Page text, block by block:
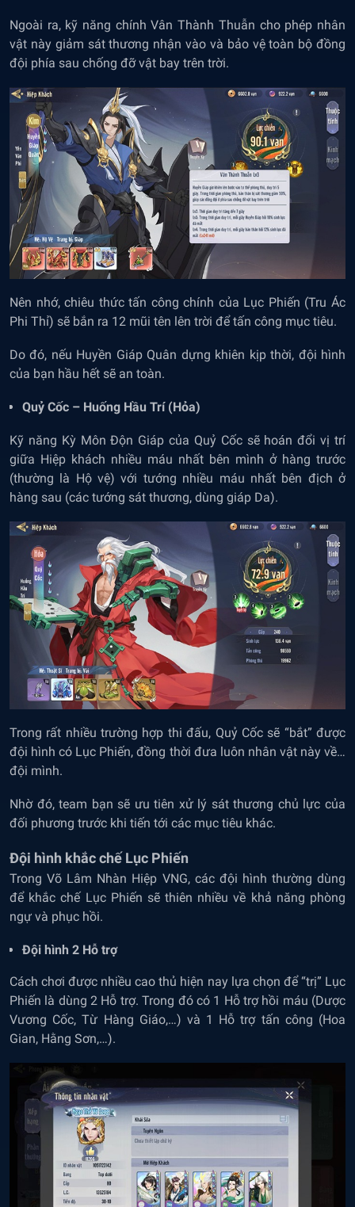
Ngoài ra, kỹ năng chính Vân Thành Thuẫn cho phép nhân
vật này giảm sát thương nhận vào và bảo vệ toàn bộ đồng
đội phía sau chống đỡ vật bay trên trời.
Nên nhớ, chiêu thức tấn công chính của Lục Phiến (Tru Ác
Phi Thỉ) sẽ bắn ra 12 mũi tên lên trời để tấn công mục tiêu.
Do đó, nếu Huyền Giáp Quân dựng khiên kịp thời, đội hình
của bạn hầu hết sẽ an toàn.
Quỷ Cốc – Huống Hầu Trí (Hỏa)
Kỹ năng Kỳ Môn Độn Giáp của Quỷ Cốc sẽ hoán đổi vị trí
giữa Hiệp khách nhiều máu nhất bên mình ở hàng trước
(thường là Hộ vệ) với tướng nhiều máu nhất bên địch ở
hàng sau (các tướng sát thương, dùng giáp Da).
Trong rất nhiều trường hợp thi đấu, Quỷ Cốc sẽ “bắt” được
đội hình có Lục Phiến, đồng thời đưa luôn nhân vật này về…
đội mình.
Nhờ đó, team bạn sẽ ưu tiên xử lý sát thương chủ lực của
đối phương trước khi tiến tới các mục tiêu khác.
Đội hình khắc chế Lục Phiến
Trong Võ Lâm Nhàn Hiệp VNG, các đội hình thường dùng
để khắc chế Lục Phiến sẽ thiên nhiều về khả năng phòng
ngự và phục hồi.
Đội hình 2 Hỗ trợ
Cách chơi được nhiều cao thủ hiện nay lựa chọn để “trị” Lục
Phiến là dùng 2 Hỗ trợ. Trong đó có 1 Hỗ trợ hồi máu (Dược
Vương Cốc, Từ Hàng Giáo,…) và 1 Hỗ trợ tấn công (Hoa
Gian, Hằng Sơn,…).